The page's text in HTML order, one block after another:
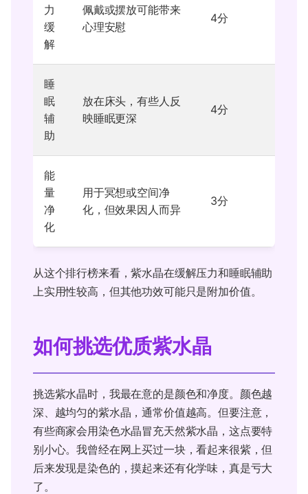
力
缓
解
佩戴或摆放可能带来
心理安慰
4分
睡
眠
辅
助
放在床头，有些人反
映睡眠更深
4分
能
量
净
化
用于冥想或空间净
化，但效果因人而异
3分
从这个排行榜来看，紫水晶在缓解压力和睡眠辅助
上实用性较高，但其他功效可能只是附加价值。
如何挑选优质紫水晶
挑选紫水晶时，我最在意的是颜色和净度。颜色越
深、越均匀的紫水晶，通常价值越高。但要注意，
有些商家会用染色水晶冒充天然紫水晶，这点要特
别小心。我曾经在网上买过一块，看起来很紫，但
后来发现是染色的，摸起来还有化学味，真是亏大
了。